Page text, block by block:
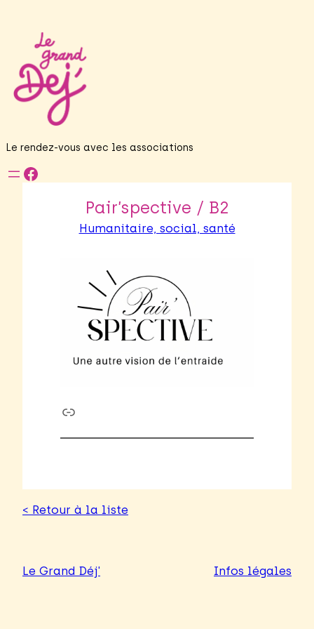
Le rendez-vous avec les associations
Facebook
Pair’spective / B2
Humanitaire, social, santé
Link
< Retour à la liste
Le Grand Déj' Infos légales